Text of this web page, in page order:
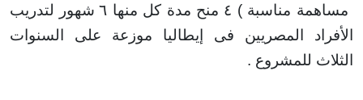
مساهمة مناسبة ) ٤ منح مدة كل منها ٦ شهور لتدريب
المصريين فى إيطاليا موزعة على السنوات
للمشروع .